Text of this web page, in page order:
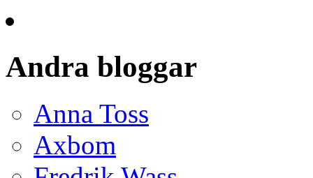
Andra bloggar
Anna Toss
Axbom